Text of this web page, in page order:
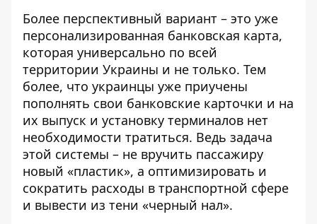
Более перспективный вариант – это уже
персонализированная банковская карта,
которая универсально по всей
территории Украины и не только. Тем
более, что украинцы уже приучены
пополнять свои банковские карточки и на
их выпуск и установку терминалов нет
необходимости тратиться. Ведь задача
этой системы – не вручить пассажиру
новый «пластик», а оптимизировать и
сократить расходы в транспортной сфере
и вывести из тени «черный нал».